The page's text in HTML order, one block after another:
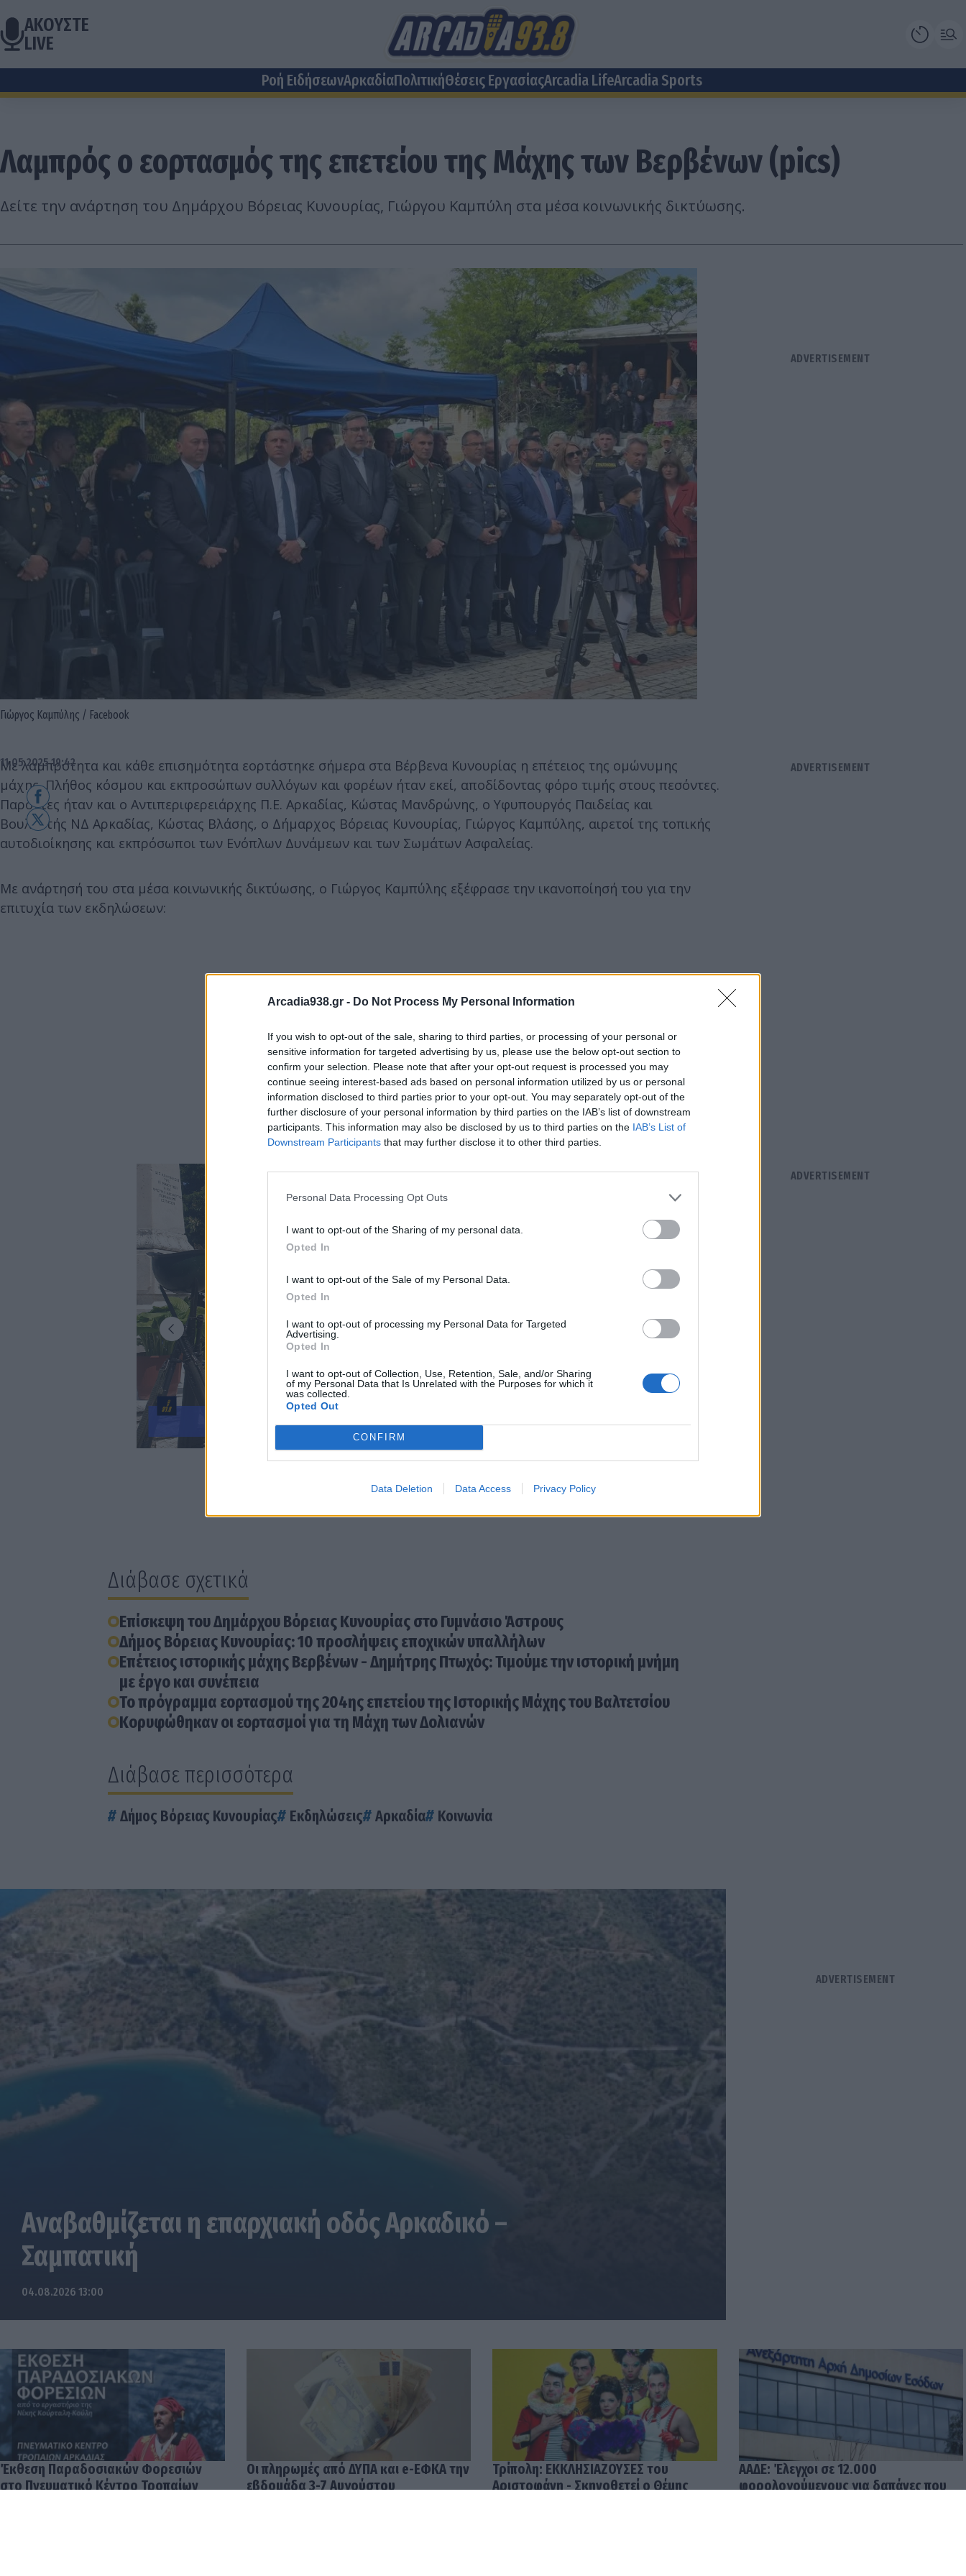
Arcadia938.gr - Do Not Process My Personal Information
If you wish to opt-out of the sale, sharing to third parties, or processing of your personal or
sensitive information for targeted advertising by us, please use the below opt-out section to
confirm your selection. Please note that after your opt-out request is processed you may
continue seeing interest-based ads based on personal information utilized by us or personal
information disclosed to third parties prior to your opt-out. You may separately opt-out of the
further disclosure of your personal information by third parties on the IAB’s list of downstream
participants. This information may also be disclosed by us to third parties on the IAB’s List of
Downstream Participants that may further disclose it to other third parties.
Personal Data Processing Opt Outs
I want to opt-out of the Sharing of my personal data.
Opted In
I want to opt-out of the Sale of my Personal Data.
Opted In
I want to opt-out of processing my Personal Data for Targeted
Advertising.
Opted In
I want to opt-out of Collection, Use, Retention, Sale, and/or Sharing
of my Personal Data that Is Unrelated with the Purposes for which it
was collected.
Opted Out
CONFIRM
Data Deletion Data Access Privacy Policy
ΑΚΟΥΣΤΕ
LIVE
Ροή ΕιδήσεωνΑρκαδίαΠολιτικήΘέσεις EργασίαςArcadia LifeArcadia Sports
Λαμπρός ο εορτασμός της επετείου της Μάχης των Βερβένων (pics)
Δείτε την ανάρτηση του Δημάρχου Βόρειας Κυνουρίας, Γιώργου Καμπύλη στα μέσα κοινωνικής δικτύωσης.
Γιώργος Καμπύλης / Facebook
11.05.2025 19:42
Με λαμπρότητα και κάθε επισημότητα εορτάστηκε σήμερα στα Βέρβενα Κυνουρίας η επέτειος της ομώνυμης
μάχης. Πλήθος κόσμου και εκπροσώπων συλλόγων και φορέων ήταν εκεί, αποδίδοντας φόρο τιμής στους πεσόντες.
Παρόντες ήταν και ο Αντιπεριφερειάρχης Π.Ε. Αρκαδίας, Κώστας Μανδρώνης, ο Υφυπουργός Παιδείας και
Βουλευτής ΝΔ Αρκαδίας, Κώστας Βλάσης, ο Δήμαρχος Βόρειας Κυνουρίας, Γιώργος Καμπύλης, αιρετοί της τοπικής
αυτοδιοίκησης και εκπρόσωποι των Ενόπλων Δυνάμεων και των Σωμάτων Ασφαλείας.
Με ανάρτησή του στα μέσα κοινωνικής δικτύωσης, ο Γιώργος Καμπύλης εξέφρασε την ικανοποίησή του για την
επιτυχία των εκδηλώσεων:
Gallery image
Επίσκεψη του Δημάρχου Βόρειας Κυνουρίας στο Γυμνάσιο Άστρους
Δήμος Βόρειας Κυνουρίας: 10 προσλήψεις εποχικών υπαλλήλων
Επέτειος ιστορικής μάχης Βερβένων - Δημήτρης Πτωχός: Τιμούμε την ιστορική μνήμη
με έργο και συνέπεια
Το πρόγραμμα εορτασμού της 204ης επετείου της Ιστορικής Μάχης του Βαλτετσίου
Κορυφώθηκαν οι εορτασμοί για τη Μάχη των Δολιανών
Διάβασε περισσότερα
Δήμος Βόρειας Κυνουρίας Εκδηλώσεις
Σαμπατική
04.08.2026 13:00
Έκθεση Παραδοσιακών Φορεσιών
στο Πνευματικό Κέντρο Τροπαίων
04.08.2026 12:57
Οι πληρωμές από ΔΥΠΑ και e-ΕΦΚΑ την
εβδομάδα 3-7 Αυγούστου
03.08.2026 14:58
Τρίπολη: ΕΚΚΛΗΣΙΑΖΟΥΣΕΣ του
Αριστοφάνη - Σκηνοθετεί ο Θέμης
Μουμουλίδης
04.08.2026 12:52
ΑΑΔΕ: Έλεγχοι σε 12.000
φορολογούμενους για δαπάνες που
υπερβαίνουν τα δηλωθέντα
εισοδήματα
04.08.2026 12:48